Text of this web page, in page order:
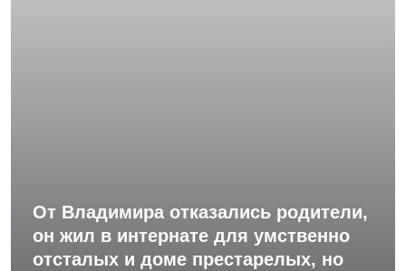
От Владимира отказались родители,
он жил в интернате для умственно
отсталых и доме престарелых, но